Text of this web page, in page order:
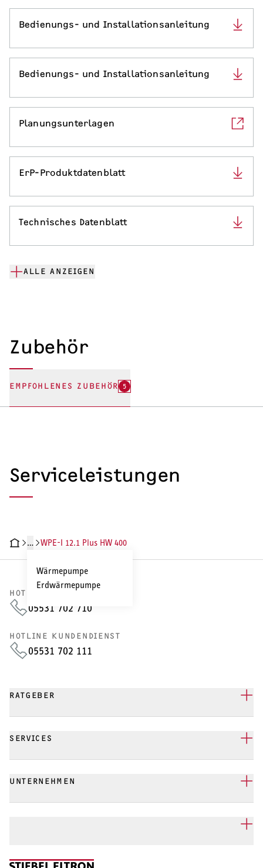
Bedienungs- und Installationsanleitung
Bedienungs- und Installationsanleitung
Planungsunterlagen
ErP-Produktdatenblatt
Technisches Datenblatt
ALLE ANZEIGEN
Zubehör
EMPFOHLENES ZUBEHÖR 5
Serviceleistungen
TECHNISCHE DATEN
…
Wärmepumpe
Erdwärmepumpe
WPE-I 12.1 Plus HW 400
HOTLINE VERTRIEB
05531 702 710
HOTLINE KUNDENDIENST
05531 702 111
RATGEBER
SERVICES
UNTERNEHMEN